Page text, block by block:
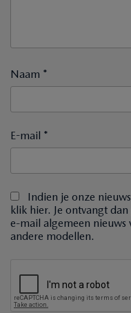
Naam *
E-mail *
Indien je onze
klik hier. Je ontvangt
e-mail algemeen
andere modellen.